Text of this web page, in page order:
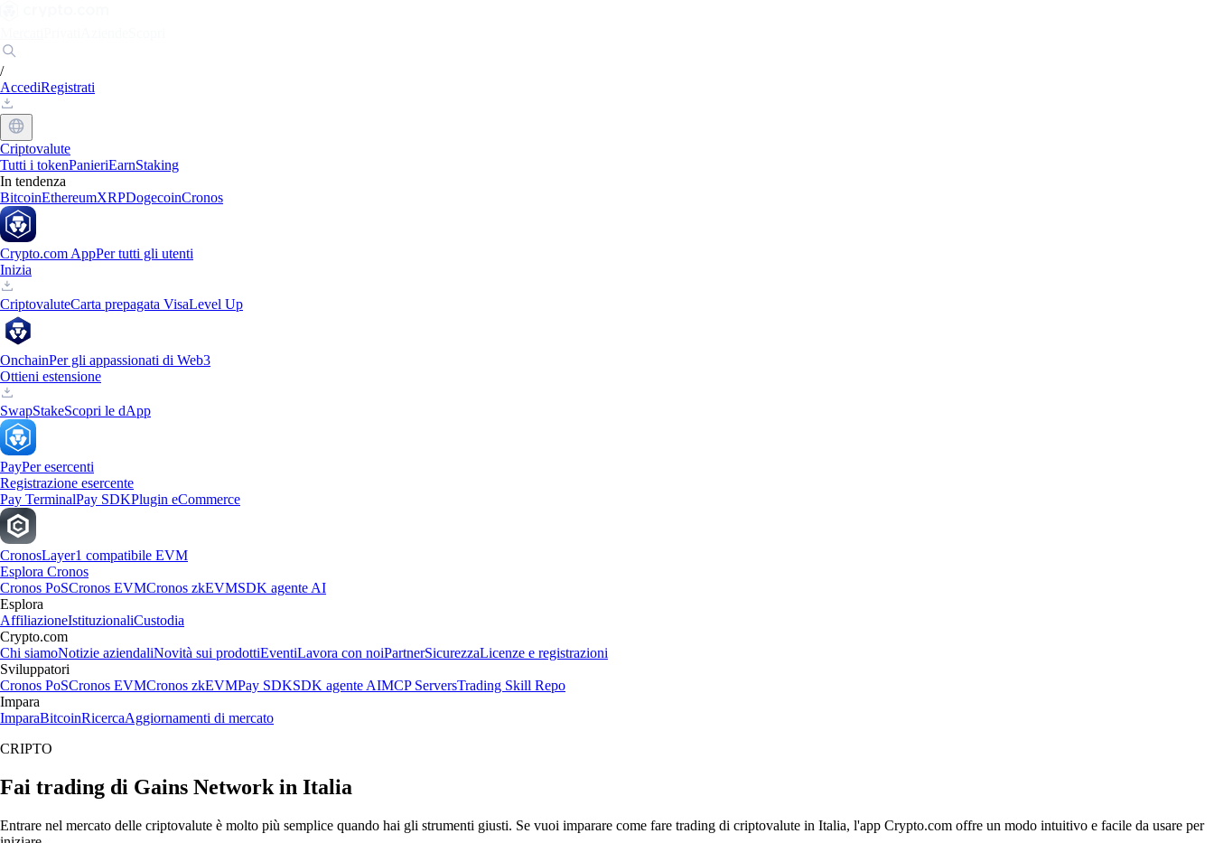
/
AccediRegistrati
Criptovalute
Tutti i tokenPanieriEarnStaking
In tendenza
BitcoinEthereumXRPDogecoinCronos
Crypto.com AppPer tutti gli utenti
Inizia
CriptovaluteCarta prepagata VisaLevel Up
OnchainPer gli appassionati di Web3
Ottieni estensione
SwapStakeScopri le dApp
PayPer esercenti
Registrazione esercente
Pay TerminalPay SDKPlugin eCommerce
CronosLayer1 compatibile EVM
Esplora Cronos
Cronos PoSCronos EVMCronos zkEVMSDK agente AI
Esplora
AffiliazioneIstituzionaliCustodia
Crypto.com
Chi siamoNotizie aziendaliNovità sui prodottiEventiLavora con noiPartnerSicurezzaLicenze e registrazioni
Sviluppatori
Cronos PoSCronos EVMCronos zkEVMPay SDKSDK agente AIMCP ServersTrading Skill Repo
Impara
ImparaBitcoinRicercaAggiornamenti di mercato
CRIPTO
Fai trading di Gains Network in Italia
Entrare nel mercato delle criptovalute è molto più semplice quando hai gli strumenti giusti. Se vuoi imparare come fare trading di criptovalute in Italia, l'app Crypto.com offre un modo intuitivo e facile da usare per